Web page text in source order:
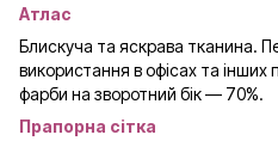
Атлас
Блискуча та яскрава тканина.
використання в офісах та
фарби на зворотний бік — 70%.
Прапорна сітка